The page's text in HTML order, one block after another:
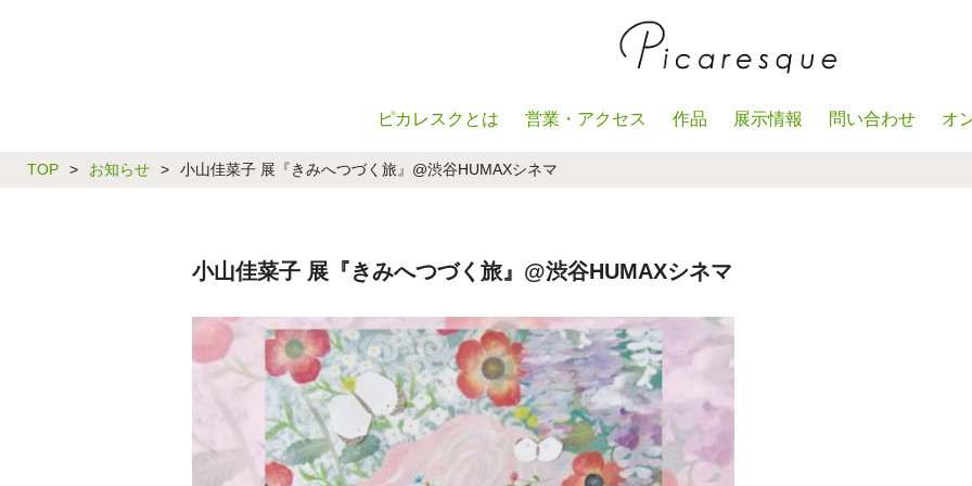
ピカレスクとは 営業・アクセス 作品 展示情報 問い合わせ オ
TOP > お知らせ > 小山佳菜子 展『きみへつづく旅』@渋谷HUMAXシネマ
小山佳菜子 展『きみへつづく旅』@渋谷HUMAXシネマ